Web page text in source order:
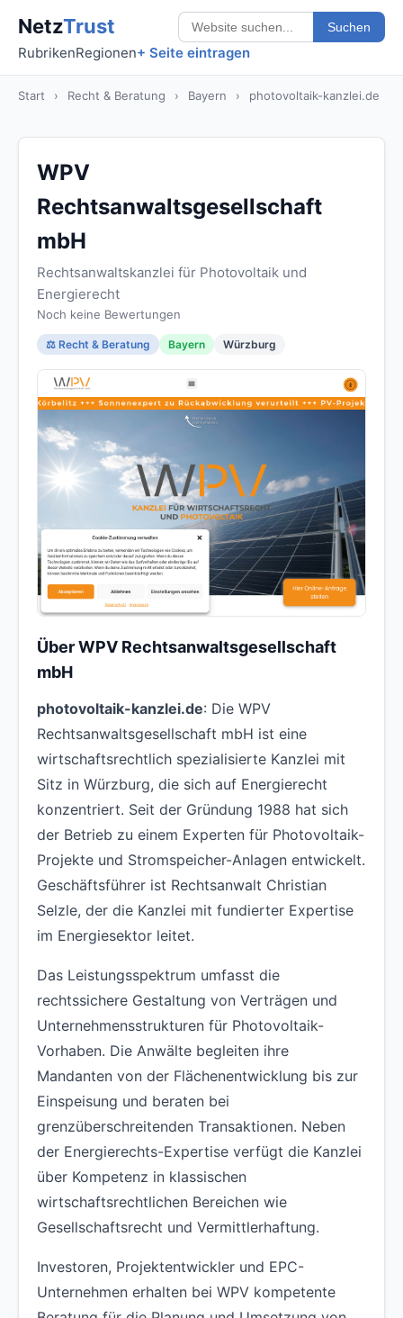
NetzTrust Suchen
RubrikenRegionen+ Seite eintragen
Start › Recht & Beratung › Bayern › photovoltaik-kanzlei.de
WPV
Rechtsanwaltsgesellschaft
mbH
Rechtsanwaltskanzlei für Photovoltaik und
Energierecht
Noch keine Bewertungen
⚖️ Recht & Beratung Bayern Würzburg
Über WPV Rechtsanwaltsgesellschaft
mbH
photovoltaik-kanzlei.de: Die WPV
Rechtsanwaltsgesellschaft mbH ist eine
wirtschaftsrechtlich spezialisierte Kanzlei mit
Sitz in Würzburg, die sich auf Energierecht
konzentriert. Seit der Gründung 1988 hat sich
der Betrieb zu einem Experten für Photovoltaik-
Projekte und Stromspeicher-Anlagen entwickelt.
Geschäftsführer ist Rechtsanwalt Christian
Selzle, der die Kanzlei mit fundierter Expertise
im Energiesektor leitet.
Das Leistungsspektrum umfasst die
rechtssichere Gestaltung von Verträgen und
Unternehmensstrukturen für Photovoltaik-
Vorhaben. Die Anwälte begleiten ihre
Mandanten von der Flächenentwicklung bis zur
Einspeisung und beraten bei
grenzüberschreitenden Transaktionen. Neben
der Energierechts-Expertise verfügt die Kanzlei
über Kompetenz in klassischen
wirtschaftsrechtlichen Bereichen wie
Gesellschaftsrecht und Vermittlerhaftung.
Investoren, Projektentwickler und EPC-
Unternehmen erhalten bei WPV kompetente